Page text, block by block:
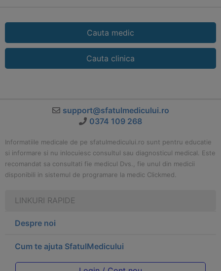
Cauta medic
Cauta clinica
support@sfatulmedicului.ro
0374 109 268
Informatiile medicale de pe sfatulmedicului.ro sunt pentru educatie
si informare si nu inlocuiesc consultul sau diagnosticul medical. Este
recomandat sa consultati fie medicul Dvs., fie unul din medicii
disponibili in sistemul de programare la medic Clickmed.
LINKURI RAPIDE
Despre noi
Cum te ajuta SfatulMedicului